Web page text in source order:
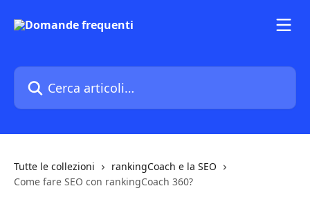
Cerca articoli…
Tutte le collezioni
rankingCoach e la SEO
Come fare SEO con rankingCoach 360?